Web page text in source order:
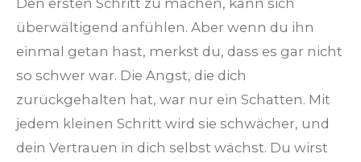
überwältigend anfühlen. Aber wenn du ihn
einmal getan hast, merkst du, dass es gar nicht
so schwer war. Die Angst, die dich
zurückgehalten hat, war nur ein Schatten. Mit
jedem kleinen Schritt wird sie schwächer, und
dein Vertrauen in dich selbst wächst. Du wirst